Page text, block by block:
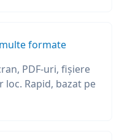
formate
PDF-uri, fișiere
Rapid, bazat pe